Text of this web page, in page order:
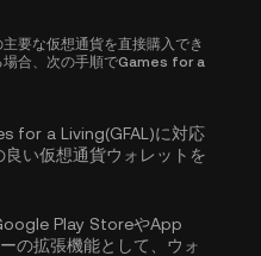
要な仮想通貨を直接購入でき
場合、次の手順でGames for a
for a Living(GFAL)に対応
い仮想通貨ウォレットを
Play StoreやApp
の拡張機能として、ウォ